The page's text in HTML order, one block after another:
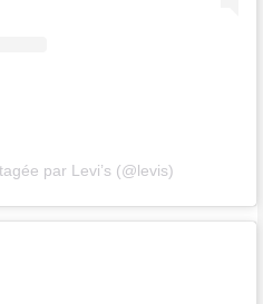
par Levi’s (@levis)